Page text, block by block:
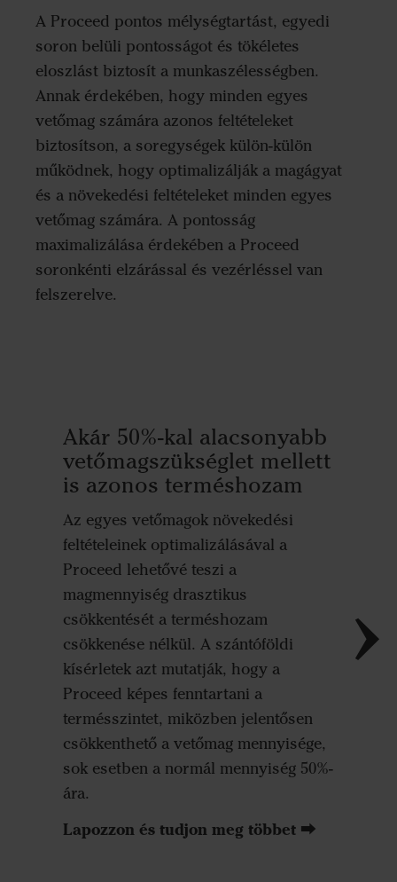
A Proceed pontos mélységtartást, egyedi
soron belüli pontosságot és tökéletes
eloszlást biztosít a munkaszélességben.
Annak érdekében, hogy minden egyes
vetőmag számára azonos feltételeket
biztosítson, a soregységek külön-külön
működnek, hogy optimalizálják a magágyat
és a növekedési feltételeket minden egyes
vetőmag számára. A pontosság
maximalizálása érdekében a Proceed
soronkénti elzárással és vezérléssel van
felszerelve.
Akár 50%-kal alacsonyabb
vetőmagszükséglet mellett
is azonos terméshozam
Az egyes vetőmagok növekedési
feltételeinek optimalizálásával a
Proceed lehetővé teszi a
magmennyiség drasztikus
csökkentését a terméshozam
csökkenése nélkül. A szántóföldi
kísérletek azt mutatják, hogy a
Proceed képes fenntartani a
termésszintet, miközben jelentősen
csökkenthető a vetőmag mennyisége,
sok esetben a normál mennyiség 50%-
ára.
Lapozzon és tudjon meg többet ⮕